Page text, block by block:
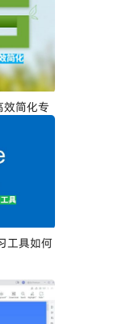
效简化专
工具如何